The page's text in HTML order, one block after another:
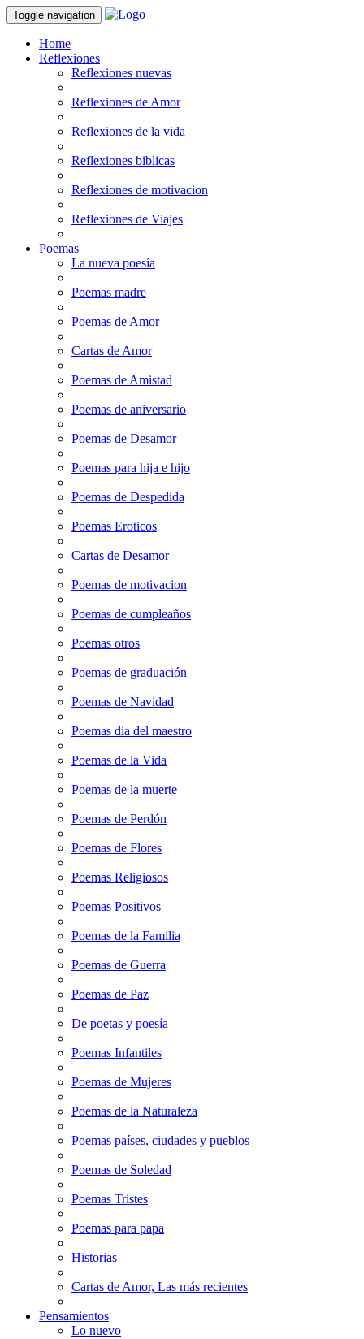
Toggle navigation
Home
Reflexiones
Reflexiones nuevas
Reflexiones de Amor
Reflexiones de la vida
Reflexiones biblicas
Reflexiones de motivacion
Reflexiones de Viajes
Poemas
La nueva poesía
Poemas madre
Poemas de Amor
Cartas de Amor
Poemas de Amistad
Poemas de aniversario
Poemas de Desamor
Poemas para hija e hijo
Poemas de Despedida
Poemas Eroticos
Cartas de Desamor
Poemas de motivacion
Poemas de cumpleaños
Poemas otros
Poemas de graduación
Poemas de Navidad
Poemas dia del maestro
Poemas de la Vida
Poemas de la muerte
Poemas de Perdón
Poemas de Flores
Poemas Religiosos
Poemas Positivos
Poemas de la Familia
Poemas de Guerra
Poemas de Paz
De poetas y poesía
Poemas Infantiles
Poemas de Mujeres
Poemas de la Naturaleza
Poemas países, ciudades y pueblos
Poemas de Soledad
Poemas Tristes
Poemas para papa
Historias
Cartas de Amor, Las más recientes
Pensamientos
Lo nuevo